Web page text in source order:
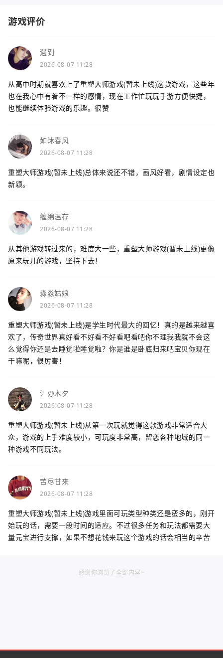
游戏评价
遇到
2026-08-07 11:28
从高中时期就喜欢上了重塑大师游戏(暂未上线)这款游戏，这些年
也在我心中有着不一样的感情，现在工作忙玩玩手游方便快捷，
也能继续体验游戏的乐趣。很赞
如沐春风
2026-08-07 11:28
重塑大师游戏(暂未上线)总体来说还不错，画风好看，剧情设定也
新颖。
缠绵温存
2026-08-07 11:28
从其他游戏转过来的，难度大一些，重塑大师游戏(暂未上线)更像
原来玩儿的游戏，坚持下去！
淼淼姑娘
2026-08-07 11:28
重塑大师游戏(暂未上线)是学生时代最大的回忆！真的是越来越喜
欢了，传奇世界真好看不好看不好看吧看吧你不理我我就不会这
么觉得你还是去睡觉啦睡觉啦？你是谁是卧底归来吧宝贝你现在
干嘛呢，很厉害！
氵刅木夕
2026-08-07 11:28
重塑大师游戏(暂未上线)从第一次玩就觉得这款游戏非常适合大
众，游戏的上手难度较小，可玩度非常高，留恋各种地域的同一
种游戏不同玩法。
苦尽甘来
2026-08-07 11:28
重塑大师游戏(暂未上线)游戏里面可玩类型种类还是蛮多的，刚开
始玩的话，需要一段时间的适应。不过很多任务和玩法都需要大
量元宝进行支撑，如果不想花钱来玩这个游戏的话会相当的辛苦
感谢你浏览了全部内容~